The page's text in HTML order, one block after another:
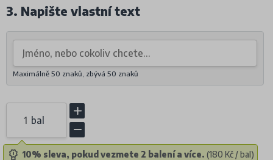
3. Napište vlastní text
Maximálně 50 znaků, zbývá 50 znaků
bal
10% sleva, pokud vezmete 2 balení a více. (180 Kč / bal)